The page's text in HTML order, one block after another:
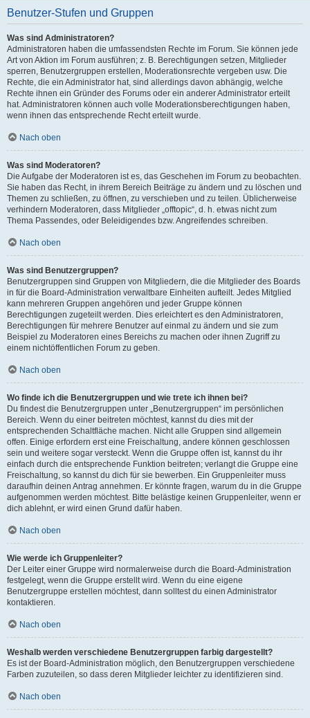
Benutzer-Stufen und Gruppen
Was sind Administratoren?
Administratoren haben die umfassendsten Rechte im Forum. Sie können jede
Art von Aktion im Forum ausführen; z. B. Berechtigungen setzen, Mitglieder
sperren, Benutzergruppen erstellen, Moderationsrechte vergeben usw. Die
Rechte, die ein Administrator hat, sind allerdings davon abhängig, welche
Rechte ihnen ein Gründer des Forums oder ein anderer Administrator erteilt
hat. Administratoren können auch volle Moderationsberechtigungen haben,
wenn ihnen das entsprechende Recht erteilt wurde.
Nach oben
Was sind Moderatoren?
Die Aufgabe der Moderatoren ist es, das Geschehen im Forum zu beobachten.
Sie haben das Recht, in ihrem Bereich Beiträge zu ändern und zu löschen und
Themen zu schließen, zu öffnen, zu verschieben und zu teilen. Üblicherweise
verhindern Moderatoren, dass Mitglieder „offtopic“, d. h. etwas nicht zum
Thema Passendes, oder Beleidigendes bzw. Angreifendes schreiben.
Nach oben
Was sind Benutzergruppen?
Benutzergruppen sind Gruppen von Mitgliedern, die die Mitglieder des Boards
in für die Board-Administration verwaltbare Einheiten aufteilt. Jedes Mitglied
kann mehreren Gruppen angehören und jeder Gruppe können
Berechtigungen zugeteilt werden. Dies erleichtert es den Administratoren,
Berechtigungen für mehrere Benutzer auf einmal zu ändern und sie zum
Beispiel zu Moderatoren eines Bereichs zu machen oder ihnen Zugriff zu
einem nichtöffentlichen Forum zu geben.
Nach oben
Wo finde ich die Benutzergruppen und wie trete ich ihnen bei?
Du findest die Benutzergruppen unter „Benutzergruppen“ im persönlichen
Bereich. Wenn du einer beitreten möchtest, kannst du dies mit der
entsprechenden Schaltfläche machen. Nicht alle Gruppen sind allgemein
offen. Einige erfordern erst eine Freischaltung, andere können geschlossen
sein und weitere sogar versteckt. Wenn die Gruppe offen ist, kannst du ihr
einfach durch die entsprechende Funktion beitreten; verlangt die Gruppe eine
Freischaltung, so kannst du dich für sie bewerben. Ein Gruppenleiter muss
daraufhin deinen Antrag annehmen. Er könnte fragen, warum du in die Gruppe
aufgenommen werden möchtest. Bitte belästige keinen Gruppenleiter, wenn er
dich ablehnt, er wird einen Grund dafür haben.
Nach oben
Wie werde ich Gruppenleiter?
Der Leiter einer Gruppe wird normalerweise durch die Board-Administration
festgelegt, wenn die Gruppe erstellt wird. Wenn du eine eigene
Benutzergruppe erstellen möchtest, dann solltest du einen Administrator
kontaktieren.
Nach oben
Weshalb werden verschiedene Benutzergruppen farbig dargestellt?
Es ist der Board-Administration möglich, den Benutzergruppen verschiedene
Farben zuzuteilen, so dass deren Mitglieder leichter zu identifizieren sind.
Nach oben